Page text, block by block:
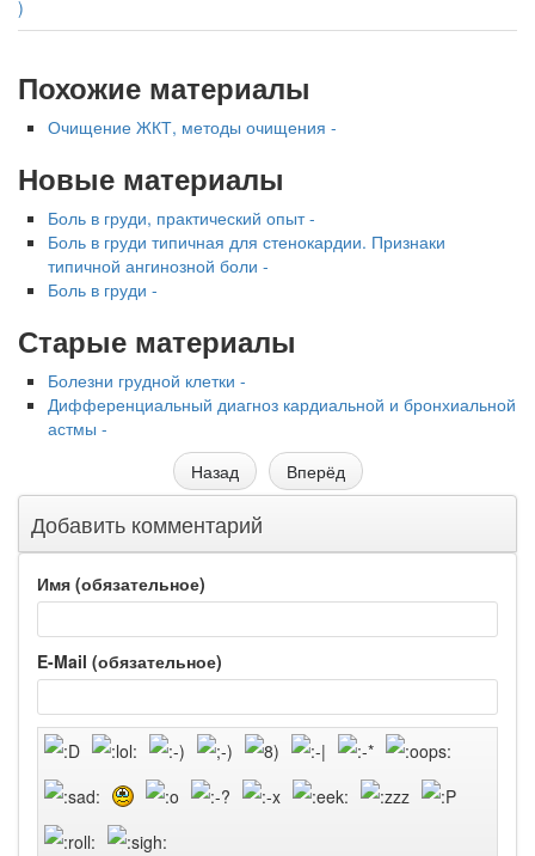
)
Похожие материалы
Очищение ЖКТ, методы очищения -
Новые материалы
Боль в груди, практический опыт -
Боль в груди типичная для стенокардии. Признаки
типичной ангинозной боли -
Боль в груди -
Старые материалы
Болезни грудной клетки -
Дифференциальный диагноз кардиальной и бронхиальной
астмы -
Назад
Вперёд
Добавить комментарий
Имя (обязательное)
E-Mail (обязательное)